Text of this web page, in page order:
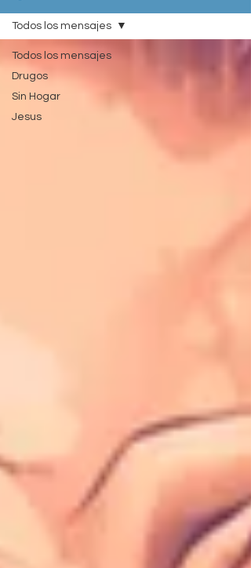
Todos los mensajes
Drugos
Sin Hogar
Jesus
Todos los mensajes